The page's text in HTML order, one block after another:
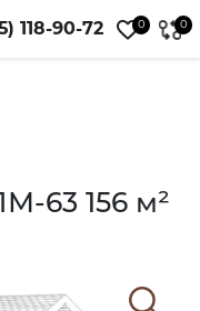
118-90-72 0 0
63 156 м²